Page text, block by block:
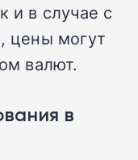
и в случае с
цены могут
валют.
в